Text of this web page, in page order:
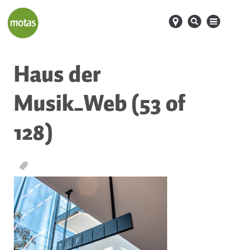
d s M
Haus der
Musik_Web (53 of
128)
T